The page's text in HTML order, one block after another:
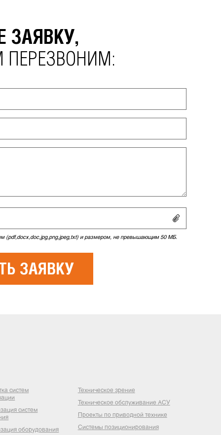
ЗАЯВКУ,
(pdf,docx,doc,jpg,png,jpeg,txt) и размером, не превышающим 50 МБ.
систем
систем
оборудования
Техническое зрение
Техническое обслуживание АСУ
Проекты по приводной технике
Системы позиционирования